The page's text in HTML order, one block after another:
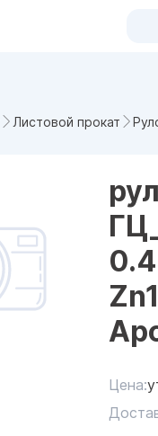
Листовой прокат
Цена: